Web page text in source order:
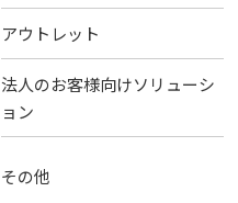
アウトレット
法人のお客様向けソリューシ
ョン
その他